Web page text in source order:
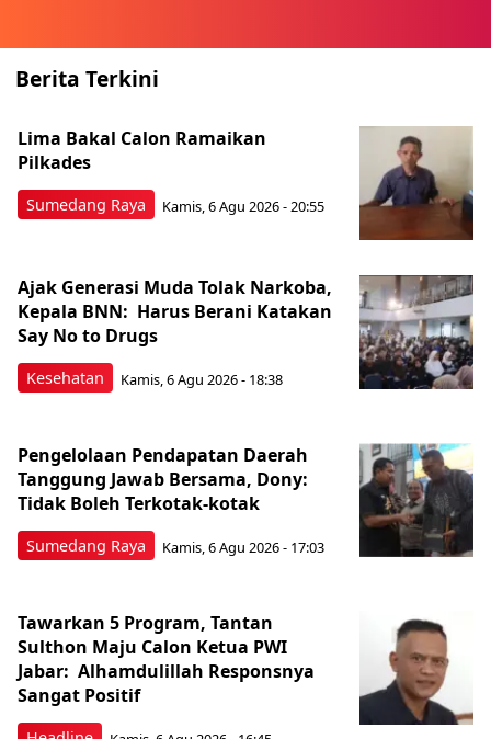
Berita Terkini
Sumedang Raya
Lima Bakal Calon Ramaikan
Pilkades
Kamis, 6 Agu 2026 - 20:55
Kesehatan
Ajak Generasi Muda Tolak Narkoba,
Kepala BNN: Harus Berani Katakan
Say No to Drugs
Kamis, 6 Agu 2026 - 18:38
Sumedang Raya
Pengelolaan Pendapatan Daerah
Tanggung Jawab Bersama, Dony:
Tidak Boleh Terkotak-kotak
Kamis, 6 Agu 2026 - 17:03
Tawarkan 5 Program, Tantan
Sulthon Maju Calon Ketua PWI
Jabar: Alhamdulillah Responsnya
Sangat Positif